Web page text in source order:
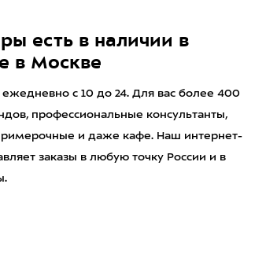
есть в наличии в
в Москве
с 10 до 24. Для вас более 400
профессиональные консультанты,
и даже кафе. Наш интернет-
заказы в любую точку России и в